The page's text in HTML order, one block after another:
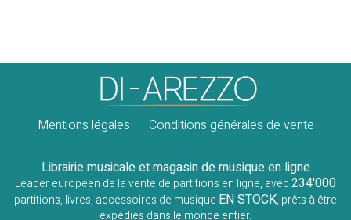
Mentions légales Conditions générales de vente
Librairie musicale et magasin de musique en ligne
Leader européen de la vente de partitions en ligne, avec234'000
partitions, livres, accessoires de musique EN STOCK, prêts à être
expédiés dans le monde entier.